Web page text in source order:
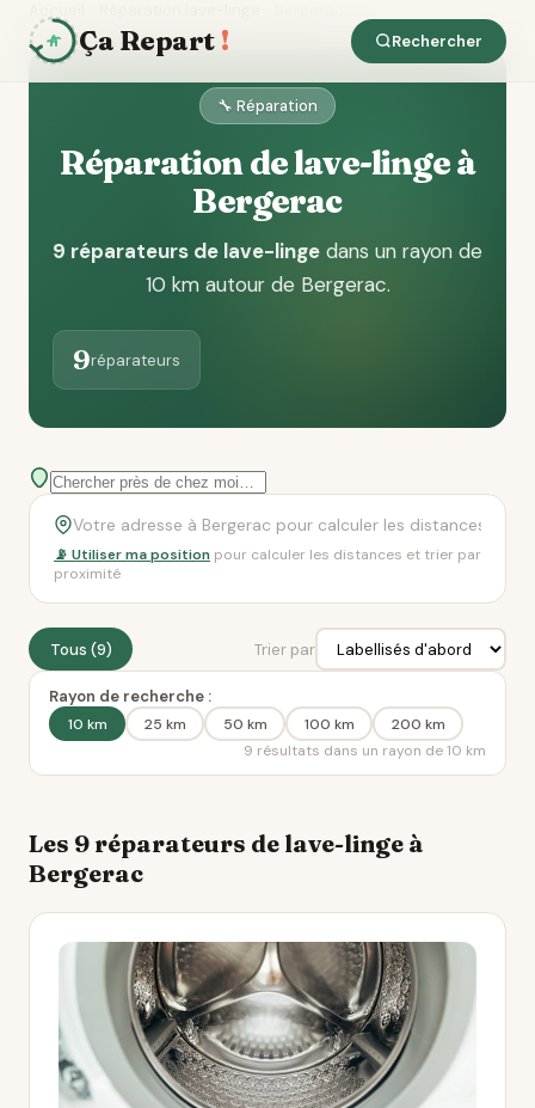
Ça Repart ! Rechercher
🔧 Réparation
Réparation de lave-linge à
Bergerac
9 réparateurs de lave-linge dans un rayon de
10 km autour de Bergerac.
9réparateurs
📡 Utiliser ma position pour calculer les distances et trier par
proximité
Tous (9) Trier par
Rayon de recherche :
10 km 25 km 50 km 100 km
200 km
9 résultats dans un rayon de 10 km
Les 9 réparateurs de lave-linge à
Bergerac